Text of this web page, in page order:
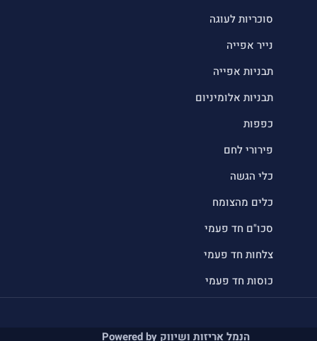
סוכריות לעוגה
נייר אפייה
תבניות אפייה
תבניות אלומיניום
כפפות
פירורי לחם
כלי הגשה
כלים מהצומח
סכו"ם חד פעמי
צלחות חד פעמי
כוסות חד פעמי
הנמל אריזות ושיווק Powered by